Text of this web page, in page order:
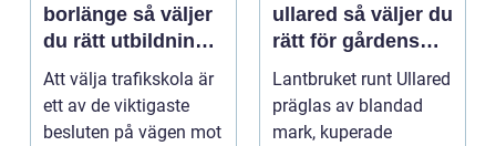
borlänge så väljer
du rätt utbildning
mot körkort
Att välja trafikskola är
ett av de viktigaste
besluten på vägen mot
ullared så väljer du
rätt för gårdens
behov
Lantbruket runt Ullared
präglas av blandad
mark, kuperade